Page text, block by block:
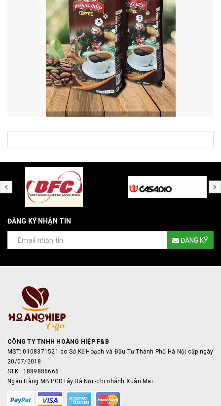
ĐĂNG KÝ NHẬN TIN
ĐĂNG KÝ
CÔNG TY TNHH HOÀNG HIỆP F&B
MST: 0108371521 do Sở Kế Hoạch và Đầu Tư Thành Phố Hà Nội cấp ngày
20/07/2018
STK : 1889886666
Ngân Hàng MB PGD tây Hà Nội -chi nhánh Xuân Mai